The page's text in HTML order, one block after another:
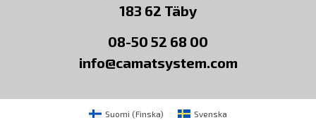
183 62 Täby
08-50 52 68 00
info@camatsystem.com
Suomi (Finska) Svenska